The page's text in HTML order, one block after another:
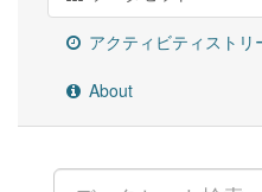
アクティビティストリ
About